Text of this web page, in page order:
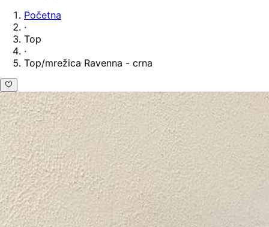
Početna
·
Top
·
Top/mrežica Ravenna - crna